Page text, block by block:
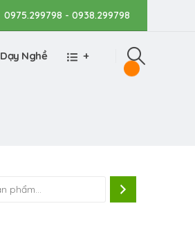
0975.299798 - 0938.299798
Dạy Nghề +